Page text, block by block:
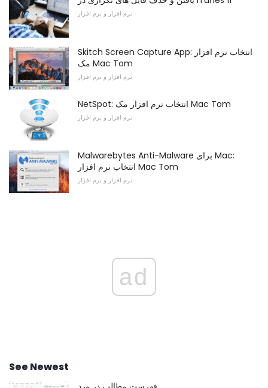
نرم افزار و نرم افزار
Skitch Screen Capture App: انتخاب نرم افزار
مک Mac Tom
نرم افزار و نرم افزار
NetSpot: انتخاب نرم افزار مک Mac Tom
نرم افزار و نرم افزار
Malwarebytes Anti-Malware برای Mac:
انتخاب نرم افزار Mac Tom
نرم افزار و نرم افزار
ad
See Newest